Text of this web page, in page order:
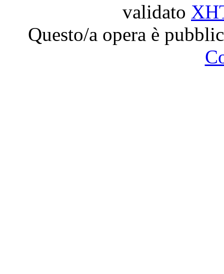
validato
Questo/a opera è